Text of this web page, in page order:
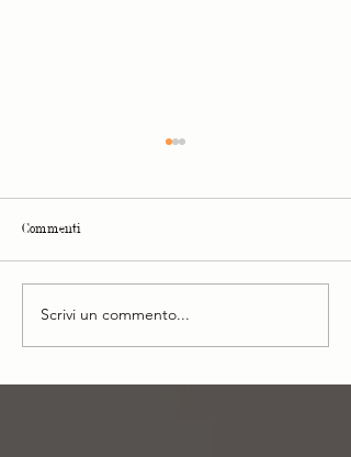
Avventure e successi: il nostro
Commenti
Scrivi un commento...